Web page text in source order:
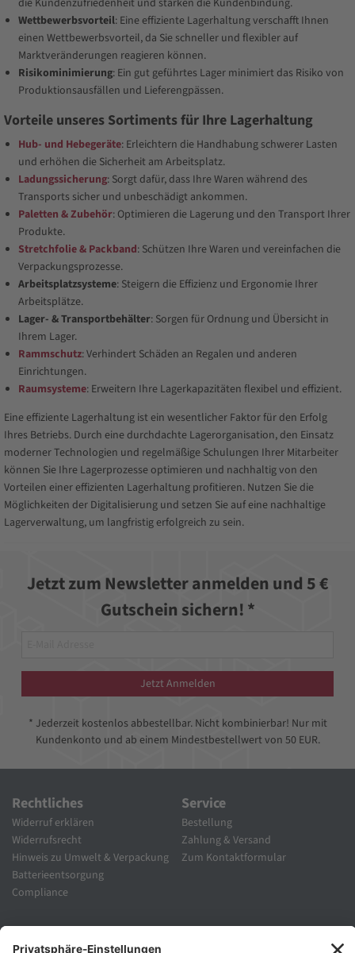
Wettbewerbsvorteil: Eine effiziente Lagerhaltung verschafft Ihnen
einen Wettbewerbsvorteil, da Sie schneller und flexibler auf
Marktveränderungen reagieren können.
Risikominimierung: Ein gut geführtes Lager minimiert das Risiko von
Produktionsausfällen und Lieferengpässen.
Vorteile unseres Sortiments für Ihre Lagerhaltung
Hub- und Hebegeräte: Erleichtern die Handhabung schwerer Lasten
und erhöhen die Sicherheit am Arbeitsplatz.
Ladungssicherung: Sorgt dafür, dass Ihre Waren während des
Transports sicher und unbeschädigt ankommen.
Paletten & Zubehör: Optimieren die Lagerung und den Transport Ihrer
Produkte.
Stretchfolie & Packband: Schützen Ihre Waren und vereinfachen die
Verpackungsprozesse.
Arbeitsplatzsysteme: Steigern die Effizienz und Ergonomie Ihrer
Arbeitsplätze.
Lager- & Transportbehälter: Sorgen für Ordnung und Übersicht in
Ihrem Lager.
Rammschutz: Verhindert Schäden an Regalen und anderen
Einrichtungen.
Raumsysteme: Erweitern Ihre Lagerkapazitäten flexibel und effizient.
Eine effiziente Lagerhaltung ist ein wesentlicher Faktor für den Erfolg
Ihres Betriebs. Durch eine durchdachte Lagerorganisation, den Einsatz
moderner Technologien und regelmäßige Schulungen Ihrer Mitarbeiter
können Sie Ihre Lagerprozesse optimieren und nachhaltig von den
Vorteilen einer effizienten Lagerhaltung profitieren. Nutzen Sie die
Möglichkeiten der Digitalisierung und setzen Sie auf eine nachhaltige
Lagerverwaltung, um langfristig erfolgreich zu sein.
Jetzt zum Newsletter anmelden und 5 €
Gutschein sichern! *
Jetzt Anmelden
* Jederzeit kostenlos abbestellbar. Nicht kombinierbar! Nur mit
Kundenkonto und ab einem Mindestbestellwert von 50 EUR.
Rechtliches
Widerruf erklären
Widerrufsrecht
Hinweis zu Umwelt & Verpackung
Batterieentsorgung
Compliance
Service
Bestellung
Zahlung & Versand
Zum Kontaktformular